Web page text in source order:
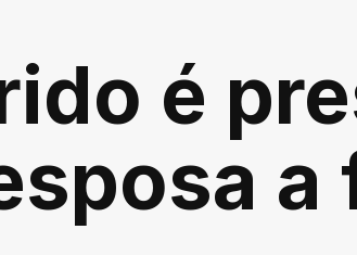
é
a